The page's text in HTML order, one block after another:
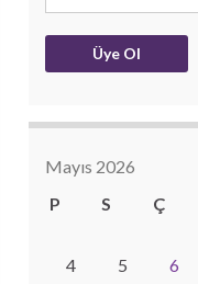
Mayıs 2026
P
S Ç
4
5 6